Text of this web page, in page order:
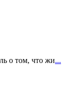
о том, что жи...